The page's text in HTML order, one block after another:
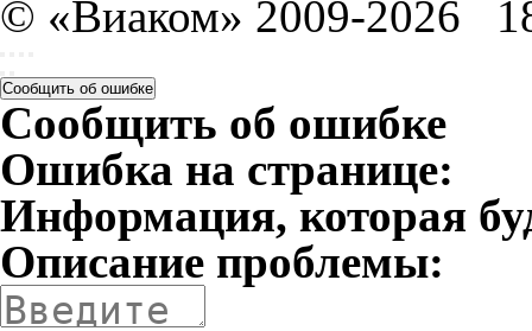
© «Виаком» 2009-2026
Сообщить об ошибке
Сообщить об ошибке
Ошибка на странице:
Информация, которая
Описание проблемы: